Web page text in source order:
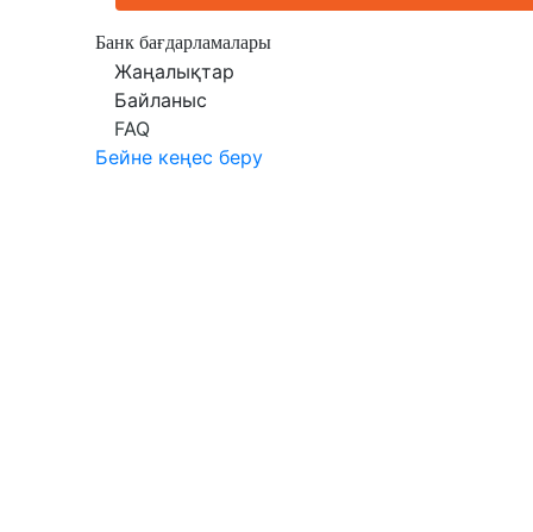
Банк бағдарламалары
Жаңалықтар
Байланыс
FAQ
Бейне кеңес беру